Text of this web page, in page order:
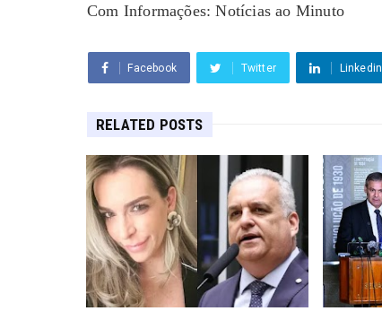
Com Informações: Notícias ao Minuto
Facebook Twitter Linkedin
RELATED POSTS